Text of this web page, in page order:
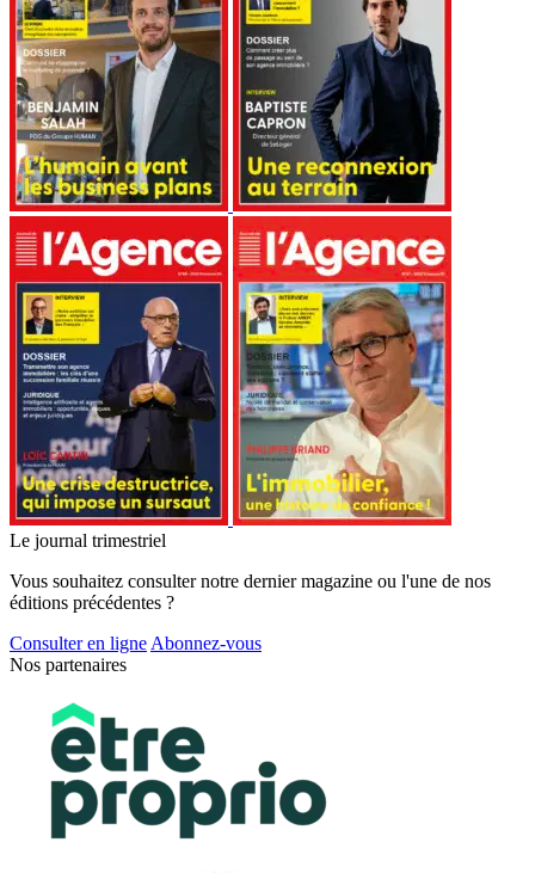
Le journal trimestriel
Vous souhaitez consulter notre dernier magazine ou l'une de nos
éditions précédentes ?
Consulter en ligne Abonnez-vous
Nos partenaires